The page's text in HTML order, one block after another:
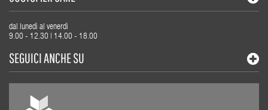
dal lunedì al venerdì
9.00 - 12.30 | 14.00 - 18.00
SEGUICI ANCHE SU